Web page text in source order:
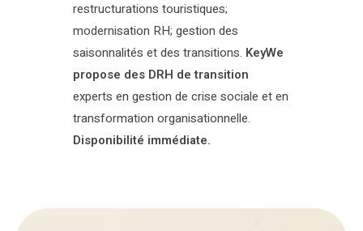
restructurations touristiques;
modernisation RH; gestion des
saisonnalités et des transitions. KeyWe
propose des DRH de transition
experts en gestion de crise sociale et en
transformation organisationnelle.
Disponibilité immédiate.